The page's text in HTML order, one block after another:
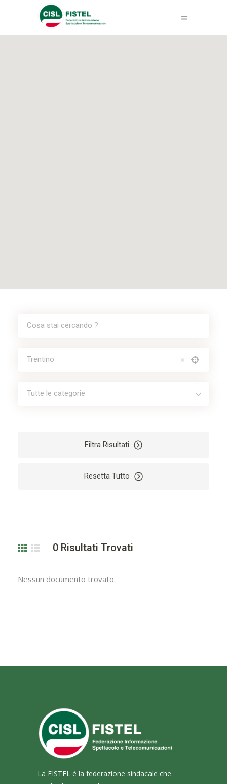
Tutte le categorie
Filtra Risultati
Resetta Tutto
0 Risultati Trovati
Nessun documento trovato.
La FISTEL è la federazione sindacale che